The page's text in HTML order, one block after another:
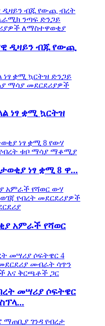
ዲዛይን ብጁ የውጪ
ነፃ ቋሚ ኳርትዝ
ነፃ ቋሚ 8 ዋ...
አምራች የሻወር
መሣሪያ ሶፍትዌር